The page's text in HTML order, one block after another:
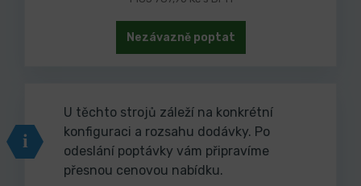
Nezávazně poptat
i
U těchto strojů záleží na konkrétní
konfiguraci a rozsahu dodávky. Po
odeslání poptávky vám připravíme
přesnou cenovou nabídku.